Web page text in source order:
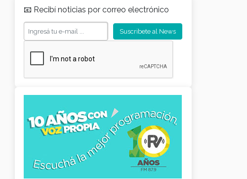
📧 Recibí noticias por correo electrónico